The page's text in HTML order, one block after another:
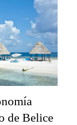
de Belice